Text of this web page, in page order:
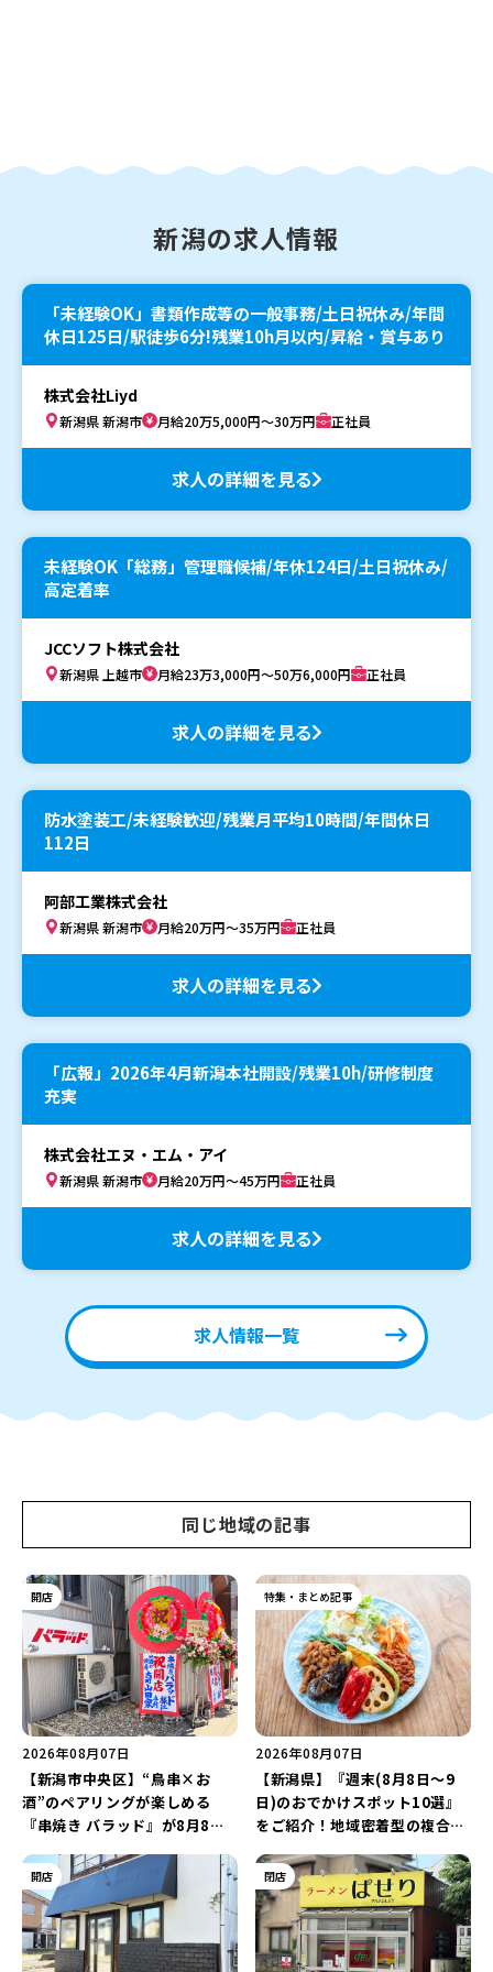
新潟の求人情報
「未経験OK」書類作成等の一般事務/土日祝休み/年間
休日125日/駅徒歩6分!残業10h月以内/昇給・賞与あり
株式会社Liyd
新潟県 新潟市 月給20万5,000円～30万円 正社員
求人の詳細を見る
未経験OK「総務」管理職候補/年休124日/土日祝休み/
高定着率
JCCソフト株式会社
新潟県 上越市 月給23万3,000円～50万6,000円 正社員
求人の詳細を見る
防水塗装工/未経験歓迎/残業月平均10時間/年間休日
112日
阿部工業株式会社
新潟県 新潟市 月給20万円～35万円 正社員
求人の詳細を見る
「広報」2026年4月新潟本社開設/残業10h/研修制度
充実
株式会社エヌ・エム・アイ
新潟県 新潟市 月給20万円～45万円 正社員
求人の詳細を見る
求人情報一覧
同じ地域の記事
開店
2026年08月07日
【新潟市中央区】“鳥串×お
酒”のペアリングが楽しめる
『串焼き バラッド』が8月8日
インアップ♪
特集・まとめ記事
2026年08月07日
【新潟県】『週末(8月8日～9
日)のおでかけスポット10選』
をご紹介！地域密着型の複合施
ナ丸大新潟のサマーフェスタ
2026」がおすすめ♪
開店 閉店